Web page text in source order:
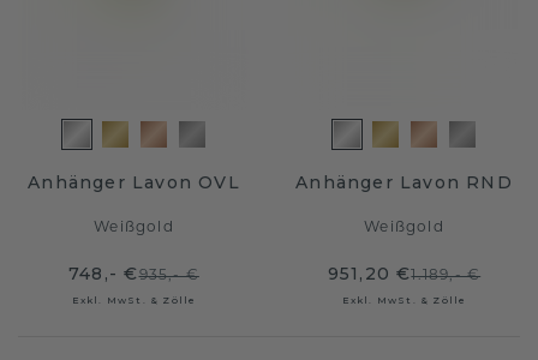
Anhänger Lavon OVL
Weißgold
748,- €935,- €
Exkl. MwSt. & Zölle
Anhänger Lavon RND
Weißgold
951,20 €1.189,- €
Exkl. MwSt. & Zölle